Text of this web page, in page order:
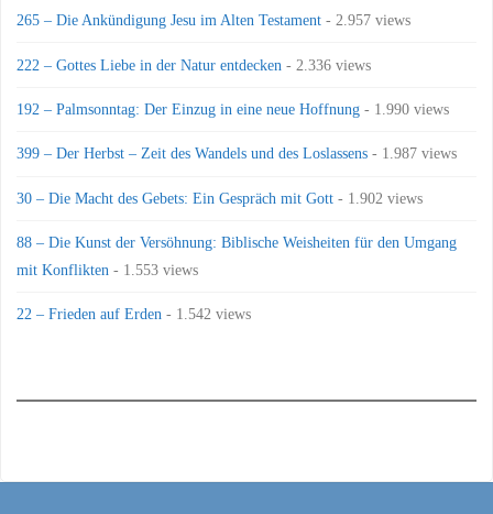
265 – Die Ankündigung Jesu im Alten Testament - 2.957 views
222 – Gottes Liebe in der Natur entdecken - 2.336 views
192 – Palmsonntag: Der Einzug in eine neue Hoffnung - 1.990 views
399 – Der Herbst – Zeit des Wandels und des Loslassens - 1.987 views
30 – Die Macht des Gebets: Ein Gespräch mit Gott - 1.902 views
88 – Die Kunst der Versöhnung: Biblische Weisheiten für den Umgang
mit Konflikten - 1.553 views
22 – Frieden auf Erden - 1.542 views